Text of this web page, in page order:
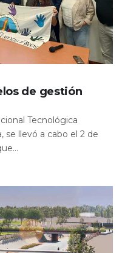
de gestión
Tecnológica
se llevó a cabo el 2 de